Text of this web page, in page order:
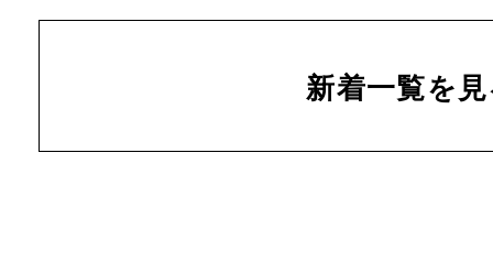
新着一覧を